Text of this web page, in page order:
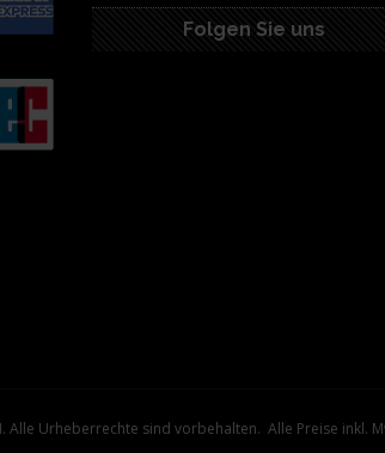
Folgen Sie uns
Alle Urheberrechte sind vorbehalten. Alle Preise inkl.